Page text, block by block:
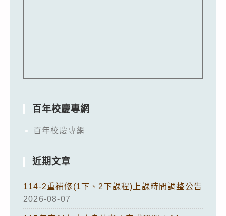
百年校慶專網
百年校慶專網
近期文章
114-2重補修(1下、2下課程)上課時間調整公告
2026-08-07